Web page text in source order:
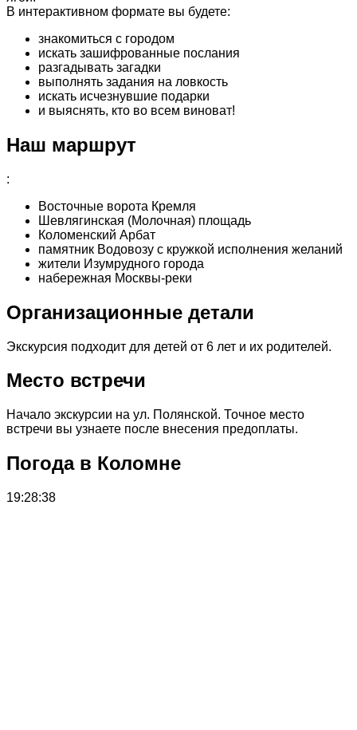
В интерактивном формате вы будете:
знакомиться с городом
искать зашифрованные послания
разгадывать загадки
выполнять задания на ловкость
искать исчезнувшие подарки
и выяснять, кто во всем виноват!
Наш маршрут
:
Восточные ворота Кремля
Шевлягинская (Молочная) площадь
Коломенский Арбат
памятник Водовозу с кружкой исполнения желаний
жители Изумрудного города
набережная Москвы-реки
Организационные детали
Экскурсия подходит для детей от 6 лет и их родителей.
Место встречи
Начало экскурсии на ул. Полянской. Точное место
встречи вы узнаете после внесения предоплаты.
Погода в Коломне
19:28:38